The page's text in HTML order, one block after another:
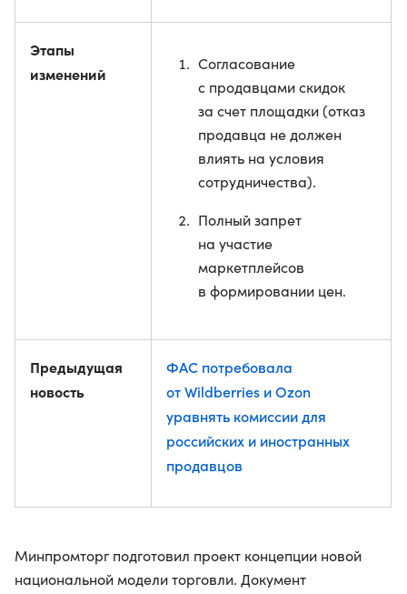
Этапы
изменений
Согласование
с продавцами скидок
за счет площадки (отказ
продавца не должен
влиять на условия
сотрудничества).
Полный запрет
на участие
маркетплейсов
в формировании цен.
Предыдущая
новость
ФАС потребовала
от Wildberries и Ozon
уравнять комиссии для
российских и иностранных
продавцов
Минпромторг подготовил проект концепции новой
национальной модели торговли. Документ